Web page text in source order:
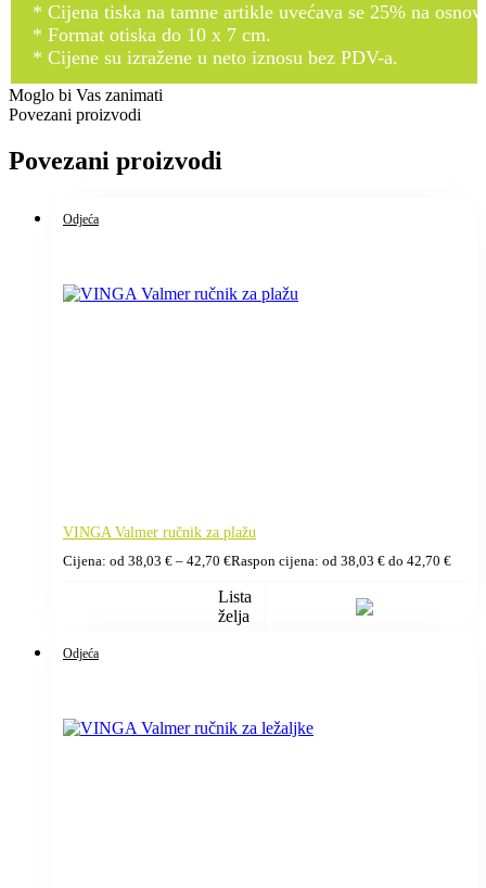
* Cijena tiska na tamne artikle uvećava se 25% na
* Format otiska do 10 x 7 cm.
* Cijene su izražene u neto iznosu bez PDV-a.
Moglo bi Vas zanimati
Povezani proizvodi
Povezani proizvodi
Odjeća
VINGA Valmer ručnik za plažu
Cijena: od 38,03 € – 42,70 €Raspon cijena: od 38,03 € do 42,70 €
Lista
želja
Odjeća